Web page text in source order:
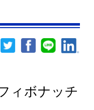
ィボナッチ